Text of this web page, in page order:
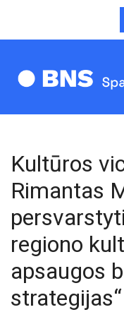
Kultūros
Rimantas
regiono
apsaugos
strategijas“